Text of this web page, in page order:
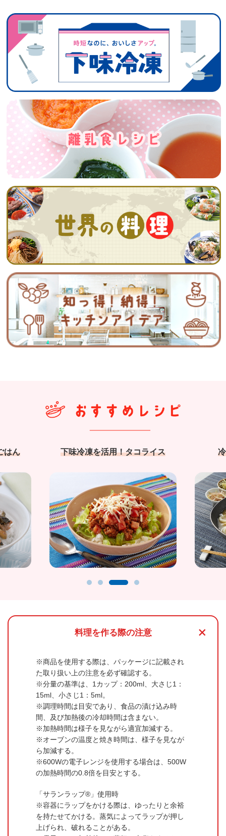
はん 下味冷凍を活用！タコライス
+
料理を作る際の注意
商品を使用する際は、パッケージに記載され
た取り扱い上の注意を必ず確認する。
分量の基準は、1カップ：200ml、大さじ1：
15ml、小さじ1：5ml。
調理時間は目安であり、食品の漬け込み時
間、及び加熱後の冷却時間は含まない。
加熱時間は様子を見ながら適宜加減する。
オーブンの温度と焼き時間は、様子を見なが
ら加減する。
600Wの電子レンジを使用する場合は、500W
の加熱時間の0.8倍を目安とする。
「サランラップ®」使用時
容器にラップをかける際は、ゆったりと余裕
を持たせてかける。蒸気によってラップが押し
上げられ、破れることがある。